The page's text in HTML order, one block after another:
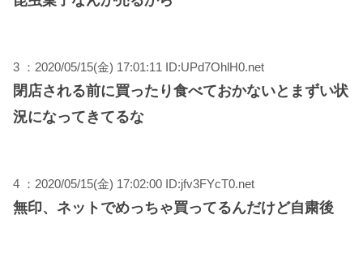
3 ：2020/05/15(金) 17:01:11 ID:UPd7OhlH0.net
閉店される前に買ったり食べておかないとまずい状
況になってきてるな
4 ：2020/05/15(金) 17:02:00 ID:jfv3FYcT0.net
無印、ネットでめっちゃ買ってるんだけど自粛後